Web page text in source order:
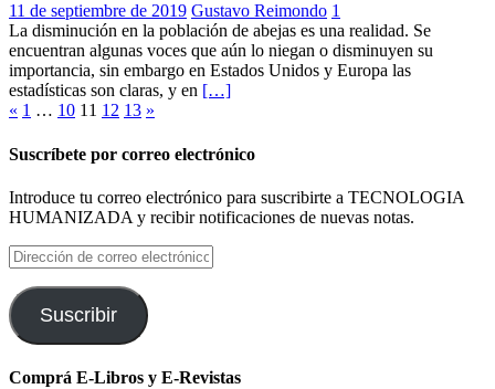
11 de septiembre de 2019 Gustavo Reimondo 1
La disminución en la población de abejas es una realidad. Se
encuentran algunas voces que aún lo niegan o disminuyen su
importancia, sin embargo en Estados Unidos y Europa las
estadísticas son claras, y en […]
Paginación
de
« 1 … 10 11 12 13 »
Suscríbete por correo electrónico
Introduce tu correo electrónico para suscribirte a TECNOLOGIA
HUMANIZADA y recibir notificaciones de nuevas notas.
Dirección
de
correo
electrónico
Suscribir
Comprá E-Libros y E-Revistas